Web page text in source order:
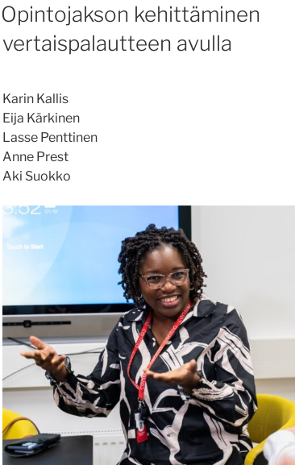
Opintojakson kehittäminen
vertaispalautteen avulla
Karin Kallis
Eija Kärkinen
Lasse Penttinen
Anne Prest
Aki Suokko